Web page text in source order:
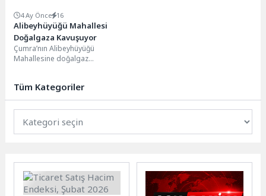
4 Ay Önce 16
Alibeyhüyüğü Mahallesi
Doğalgaza Kavuşuyor
Çumra’nın Alibeyhüyüğü
Mahallesine doğalgaz
ekonomik enerji...
Tüm Kategoriler